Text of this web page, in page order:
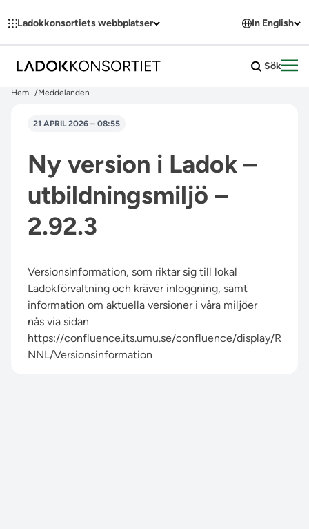
Ladokkonsortiets webbplatser In English
Sök
Hem Meddelanden
21 APRIL 2026 – 08:55
Ny version i Ladok –
utbildningsmiljö –
2.92.3
Versionsinformation, som riktar sig till lokal
Ladokförvaltning och kräver inloggning, samt
information om aktuella versioner i våra miljöer
nås via sidan
https://confluence.its.umu.se/confluence/display/R
NNL/Versionsinformation